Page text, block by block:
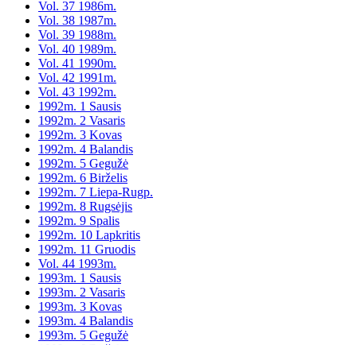
Vol. 37 1986m.
Vol. 38 1987m.
Vol. 39 1988m.
Vol. 40 1989m.
Vol. 41 1990m.
Vol. 42 1991m.
Vol. 43 1992m.
1992m. 1 Sausis
1992m. 2 Vasaris
1992m. 3 Kovas
1992m. 4 Balandis
1992m. 5 Gegužė
1992m. 6 Birželis
1992m. 7 Liepa-Rugp.
1992m. 8 Rugsėjis
1992m. 9 Spalis
1992m. 10 Lapkritis
1992m. 11 Gruodis
Vol. 44 1993m.
1993m. 1 Sausis
1993m. 2 Vasaris
1993m. 3 Kovas
1993m. 4 Balandis
1993m. 5 Gegužė